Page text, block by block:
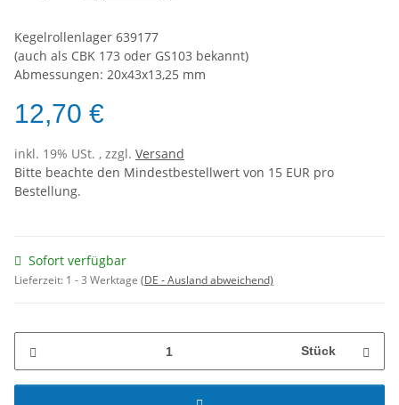
Kegelrollenlager 639177
(auch als CBK 173 oder GS103 bekannt)
Abmessungen: 20x43x13,25 mm
12,70 €
inkl. 19% USt. , zzgl. Versand
Bitte beachte den Mindestbestellwert von 15 EUR pro
Bestellung.
Sofort verfügbar
Lieferzeit: 1 - 3 Werktage (DE - Ausland abweichend)
Stück